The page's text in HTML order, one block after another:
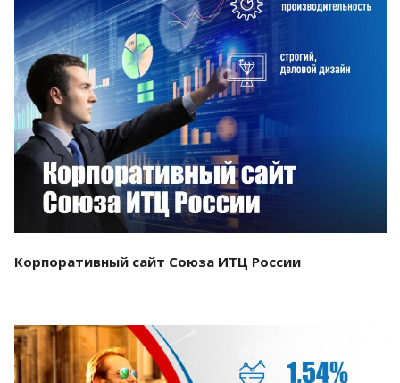
Смотреть проект
Корпоративный сайт Союза ИТЦ России